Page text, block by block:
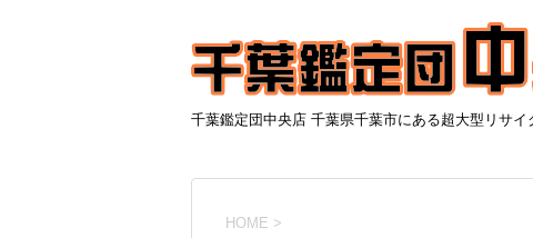
千葉鑑定団中央店 千葉県千葉市にある超大型リサ
HOME >